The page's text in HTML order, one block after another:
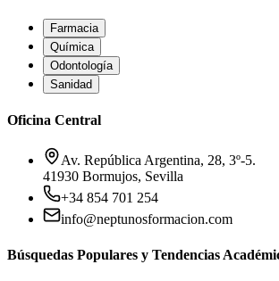
Farmacia
Química
Odontología
Sanidad
Oficina Central
Av. República Argentina, 28, 3º-5.
41930 Bormujos, Sevilla
+34 854 701 254
info@neptunosformacion.com
Búsquedas Populares y Tendencias